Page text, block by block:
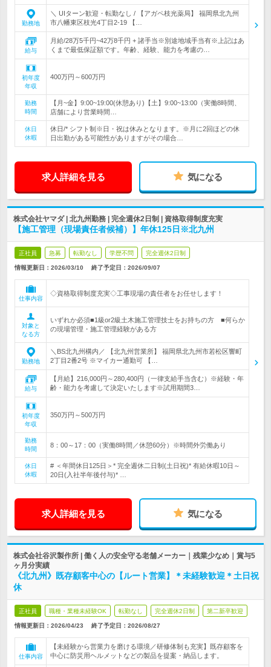
勤務地
＼ UIターン歓迎・転勤なし / 【アガペ枝光薬局】 福岡県北九州
市八幡東区枝光4丁目2-19 【…
給与
月給/28万5千円~42万8千円 + 諸手当※別途地域手当有※上記はあ
くまで最低保証額です。年齢、経験、能力を考慮の…
初年度
年収
400万円～600万円
勤務
時間
【月~金】9:00~19:00(休憩あり)【土】9:00~13:00（実働8時間、
店舗により営業時間…
休日
休暇
休日/* シフト制※日・祝は休みとなります。※月に2回ほどの休
日出勤がある可能性がありますがその場合…
求人詳細を見る 気になる
株式会社ヤマダ | 北九州勤務 | 完全週休2日制 | 資格取得制度充実
【施工管理（現場責任者候補）】年休125日※北九州
正社員 急募 転勤なし 学歴不問 完全週休2日制
情報更新日：2026/03/10 終了予定日： 2026/09/07
仕事内容
◇資格取得制度充実◇工事現場の責任者をお任せします！
対象と
なる方
いずれか必須■1級or2級土木施工管理技士をお持ちの方 ■何らか
の現場管理・施工管理経験がある方
勤務地
＼BS北九州構内／ 【北九州営業所】 福岡県北九州市若松区響町
2丁目2番2号 ※マイカー通勤可 【…
給与
【月給】216,000円～280,400円（一律支給手当含む）※経験・年
齢・能力を考慮して決定いたします※試用期間3…
初年度
年収
350万円～500万円
勤務
時間
8：00～17：00（実働8時間／休憩60分）※時間外労働あり
休日
休暇
# ＜年間休日125日＞* 完全週休二日制(土日祝)* 有給休暇10日～
20日(入社半年後付与)* …
求人詳細を見る 気になる
株式会社谷沢製作所 | 働く人の安全守る老舗メーカー｜残業少なめ｜賞与5
ヶ月分実績
《北九州》既存顧客中心の【ルート営業】＊未経験歓迎＊土日祝
休
正社員 職種・業種未経験OK 転勤なし 完全週休2日制 第二新卒歓迎
情報更新日：2026/04/23 終了予定日： 2026/08/27
仕事内容
【未経験から営業力を磨ける環境／研修体制も充実】既存顧客を
中心に防災用ヘルメットなどの製品を提案・納品します。